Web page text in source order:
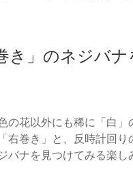
き」のネジバナ
の花以外にも稀に「白
右巻き」と、反時計回
ナを見つけてみる楽し